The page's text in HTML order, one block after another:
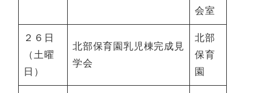
会室
２６日
（土曜
日）
北部保育園乳児棟完成見
学会
北部
保育
園